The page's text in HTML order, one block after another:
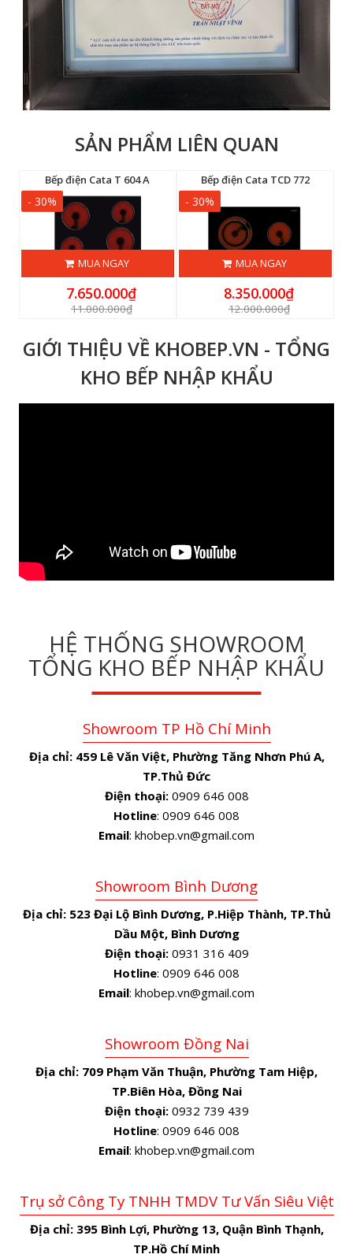
SẢN PHẨM LIÊN QUAN
Bếp điện Cata T 604 A
- 30%
MUA NGAY
7.650.000₫
11.000.000₫
Bếp điện Cata TCD 772
- 30%
MUA NGAY
8.350.000₫
12.000.000₫
GIỚI THIỆU VỀ KHOBEP.VN - TỔNG
KHO BẾP NHẬP KHẨU
HỆ THỐNG SHOWROOM
TỔNG KHO BẾP NHẬP KHẨU
Showroom TP Hồ Chí Minh
Địa chỉ: 459 Lê Văn Việt, Phường Tăng Nhơn Phú A,
TP.Thủ Đức
Điện thoại:0909 646 008
Hotline: 0909 646 008
Email: khobep.vn@gmail.com
Showroom Bình Dương
Địa chỉ: 523 Đại Lộ Bình Dương, P.Hiệp Thành, TP.Thủ
Dầu Một, Bình Dương
Điện thoại:0931 316 409
Hotline: 0909 646 008
Email: khobep.vn@gmail.com
Showroom Đồng Nai
Địa chỉ: 709 Phạm Văn Thuận, Phường Tam Hiệp,
TP.Biên Hòa, Đồng Nai
Điện thoại:0932 739 439
Hotline: 0909 646 008
Email: khobep.vn@gmail.com
Trụ sở Công Ty TNHH TMDV Tư Vấn Siêu Việt
Địa chỉ: 395 Bình Lợi, Phường 13, Quận Bình Thạnh,
TP.Hồ Chí Minh